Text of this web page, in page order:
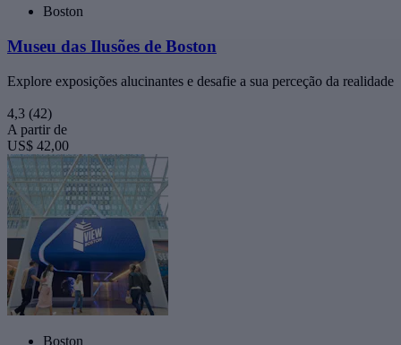
Boston
Museu das Ilusões de Boston
Explore exposições alucinantes e desafie a sua perceção da realidade
4,3 (42)
A partir de
US$ 42,00
Boston